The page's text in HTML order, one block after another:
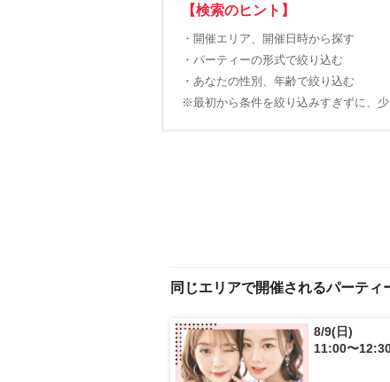
【検索のヒント】
・開催エリア、開催日時から探す
・パーティーの形式で絞り込む
・あなたの性別、年齢で絞り込む
※最初から条件を絞り込みすぎずに、
同じエリアで開催されるパーティ
8/9(日)
11:00〜